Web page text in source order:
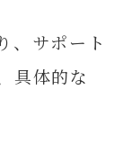
、サポート
具体的な